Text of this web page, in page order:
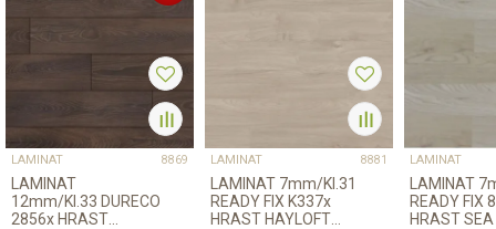
LAMINAT 8869
LAMINAT
12mm/Kl.33 DURECO
2856x HRAST
LAMINAT 8881
LAMINAT 7mm/Kl.31
READY FIX K337x
HRAST HAYLOFT
LAMINAT
LAMINAT 7mm/Kl.31
READY FIX
HRAST